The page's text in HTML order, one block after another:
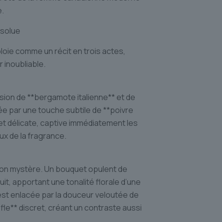
comme un récit en trois actes,
inoubliable.
de **bergamote italienne** et de
par une touche subtile de **poivre
délicate, captive immédiatement les
de la fragrance.
mystère. Un bouquet opulent de
apportant une tonalité florale d’une
enlacée par la douceur veloutée de
discret, créant un contraste aussi